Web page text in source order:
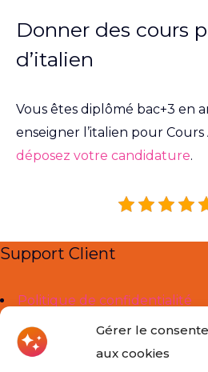
Gérer le
aux cookies
Donner des cours
d’italien
Vous êtes diplômé bac+3 en
enseigner l’italien pour Cours
déposez votre candidature.
Support Client
Politique de confidentialité
Mentions légales